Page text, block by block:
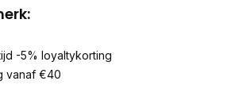
-5% loyaltykorting
vanaf €40